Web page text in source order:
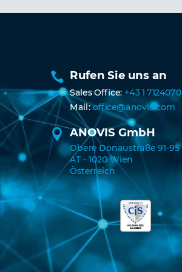
 Rufen Sie uns an
Sales Office: +43 1 7124070
Mail:office@anovis.com
 ANOVIS GmbH
Obere Donaustraße 91-95
AT - 1020 Wien
Österreich